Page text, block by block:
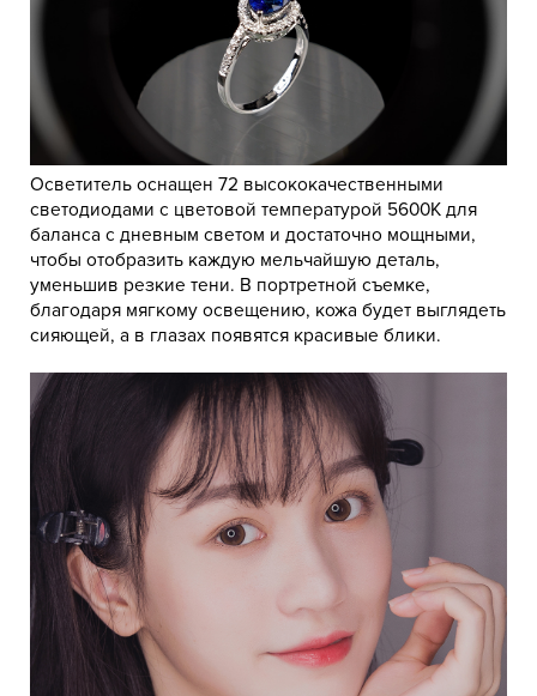
Осветитель оснащен 72 высококачественными
светодиодами с цветовой температурой 5600К для
баланса с дневным светом и достаточно мощными,
чтобы отобразить каждую мельчайшую деталь,
уменьшив резкие тени. В портретной съемке,
благодаря мягкому освещению, кожа будет выглядеть
сияющей, а в глазах появятся красивые блики.